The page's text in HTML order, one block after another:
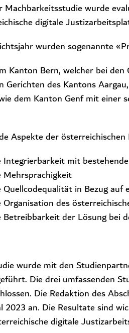
Machbarkeitsstudie wurde
digitale
wurden sogenannte
Kanton Bern, welcher bei
Gerichten des Kantons
dem Kanton Genf mit einer
Aspekte der
Integrierbarkeit mit
Mehrsprachigkeit
Quellcodequalität in Bezug
Organisation des
Betreibbarkeit der Lösung bei
wurde mit den
Die drei umfassenden
Die Redaktion des
2023 an. Die Resultate sind
digitale